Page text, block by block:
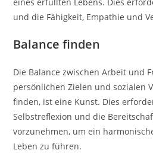
und die Fähigkeit, Empathie und
Balance finden
Die Balance zwischen Arbeit und
persönlichen Zielen und sozialen
finden, ist eine Kunst. Dies
Selbstreflexion und die
vorzunehmen, um ein
Leben zu führen.